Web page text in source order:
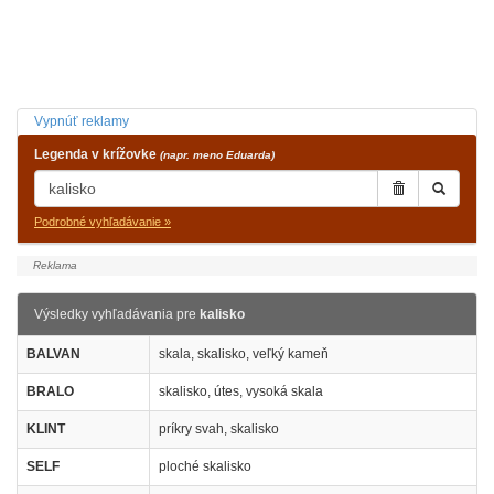
Vypnúť reklamy
Legenda v krížovke (napr. meno Eduarda)
Podrobné vyhľadávanie »
Výsledky vyhľadávania pre kalisko
BALVAN skala, skalisko, veľký kameň
BRALO skalisko, útes, vysoká skala
KLINT príkry svah, skalisko
SELF ploché skalisko